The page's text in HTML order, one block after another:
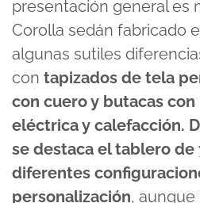
presentación general es
Corolla sedán fabricado
algunas sutiles
con tapizados de tela
con cuero y butacas
eléctrica y calefacción.
se destaca el tablero de
diferentes
personalización,